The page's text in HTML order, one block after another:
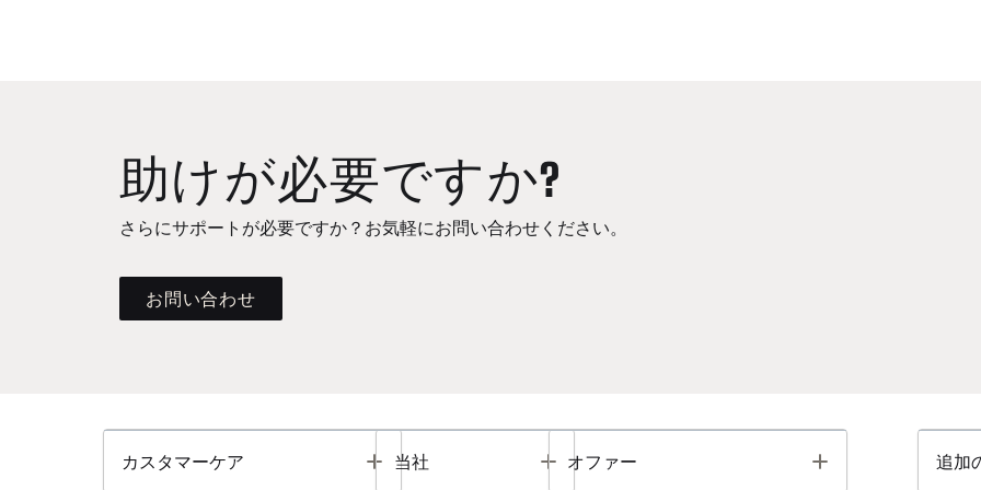
助けが必要ですか?
さらにサポートが必要ですか？お気軽にお問い合わせください。
お問い合わせ
カスタマーケア Toggle
当社 Toggle
オファー Toggle 追加